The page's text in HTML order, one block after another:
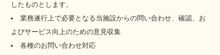
したものとします。
業務遂行上で必要となる当施設からの問い合わせ、確認、お
よびサービス向上のための意見収集
各種のお問い合わせ対応